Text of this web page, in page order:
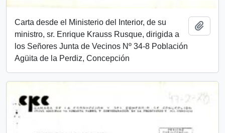
Carta desde el Ministerio del Interior, de su
ministro, sr. Enrique Krauss Rusque, dirigida a
los Señores Junta de Vecinos Nº 34-8 Población
Agüita de la Perdiz, Concepción